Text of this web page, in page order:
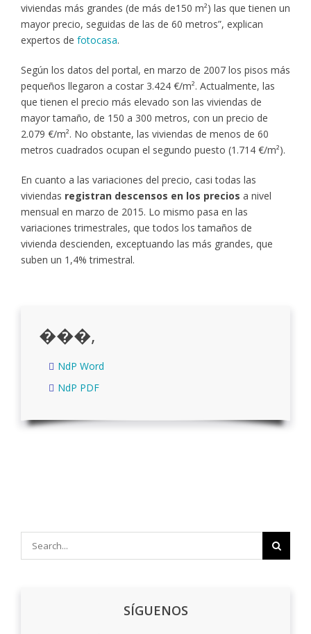
viviendas más grandes (de más de150 m²) las que tienen un
mayor precio, seguidas de las de 60 metros”, explican
expertos de fotocasa.
Según los datos del portal, en marzo de 2007 los pisos más
pequeños llegaron a costar 3.424 €/m². Actualmente, las
que tienen el precio más elevado son las viviendas de
mayor tamaño, de 150 a 300 metros, con un precio de
2.079 €/m². No obstante, las viviendas de menos de 60
metros cuadrados ocupan el segundo puesto (1.714 €/m²).
En cuanto a las variaciones del precio, casi todas las
viviendas registran descensos en los precios a nivel
mensual en marzo de 2015. Lo mismo pasa en las
variaciones trimestrales, que todos los tamaños de
vivienda descienden, exceptuando las más grandes, que
suben un 1,4% trimestral.
���,
NdP Word
NdP PDF
SÍGUENOS